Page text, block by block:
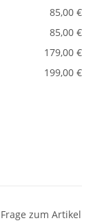
85,00 €
85,00 €
179,00 €
199,00 €
Frage zum Artikel